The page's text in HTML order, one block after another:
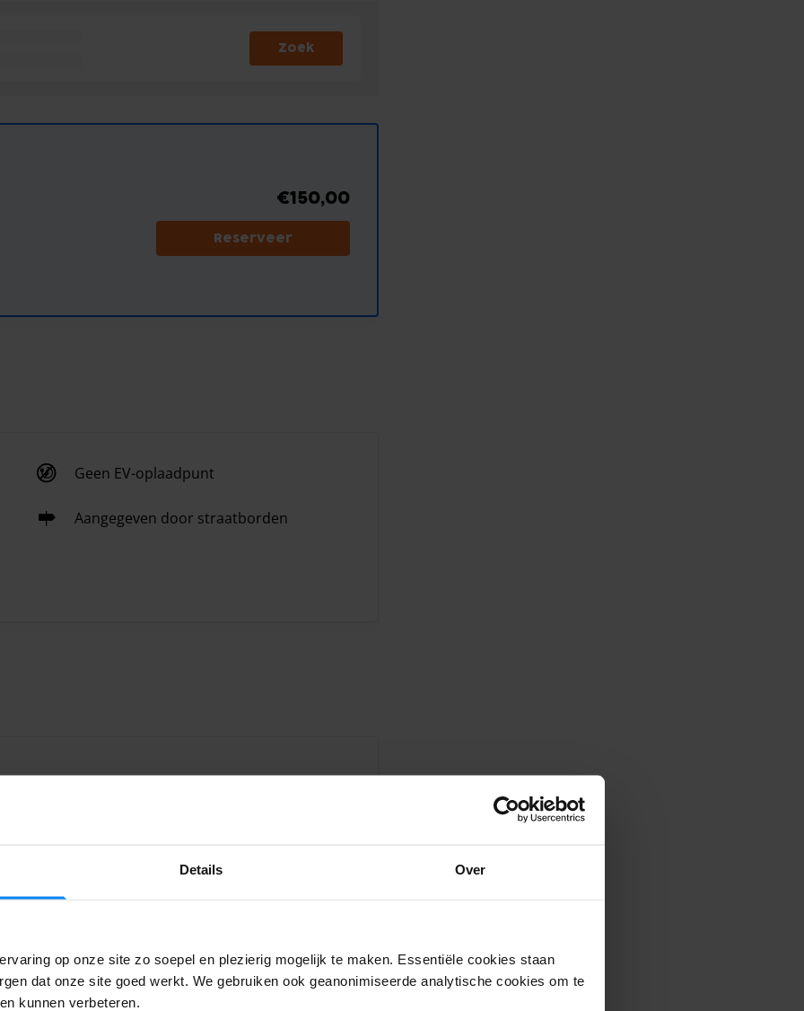
Details Over
op onze site zo soepel en plezierig mogelijk te maken. Essentiële cookies staan
dat onze site goed werkt. We gebruiken ook geanonimiseerde analytische cookies om te
kunnen verbeteren.
Zoek
€150,00
Reserveer
Geen EV-oplaadpunt
Aangegeven door straatborden
in de shuttle
gratis shuttle vervoer voor 3 personen. Voor extra
per persoon gerekend.
lengte van 5,0 m tot 6,0 m en minibussen € 29,00
van meer dan 6,00 m en caravans € 59,00